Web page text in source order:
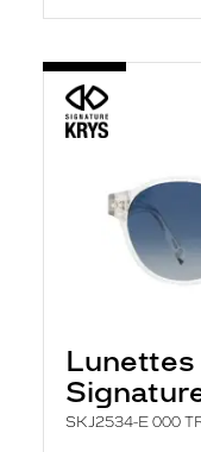
Lunettes
SKJ2534-E 000